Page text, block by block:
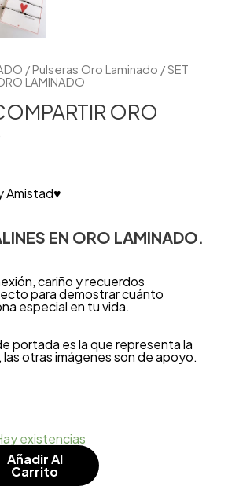
/Pulseras Oro Laminado / SET
LAMINADO
ORO
Amistad♥
EN ORO LAMINADO.
cariño y recuerdos
para demostrar cuánto
especial en tu vida.
portada es la que representa la
otras imágenes son de apoyo.
existencias
Añadir Al
Carrito